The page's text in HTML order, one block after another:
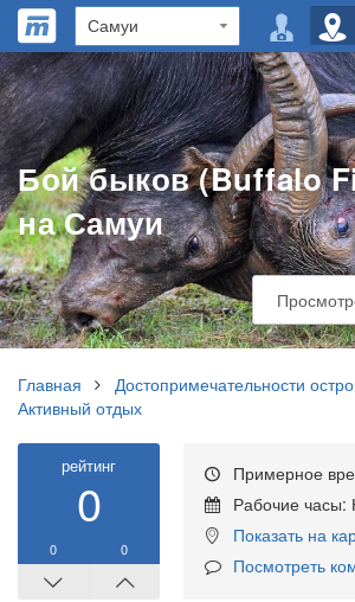
Бой быков (Buffalo
на Самуи
Главная
Достопримечательности
Активный отдых
рейтинг
0
0 0
Примерное
Рабочие часы:
Показать на
Посмотреть